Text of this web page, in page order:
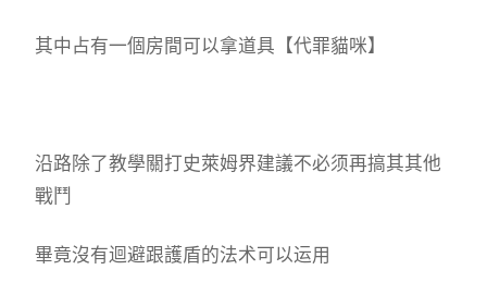
其中占有一個房間可以拿道具【代罪貓咪】
沿路除了教學關打史萊姆界建議不必须再搞其其他
戰鬥
畢竟沒有迴避跟護盾的法术可以运用